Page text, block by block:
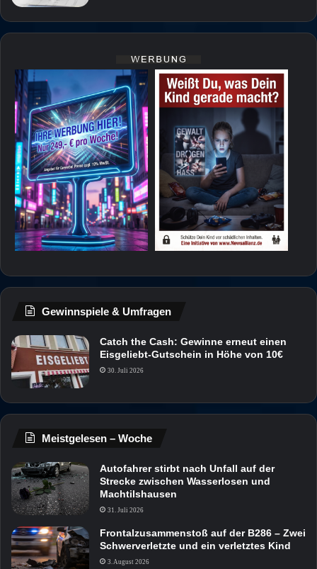
Gewinnspiele & Umfragen
Catch the Cash: Gewinne erneut einen
Eisgeliebt-Gutschein in Höhe von 10€
30. Juli 2026
Meistgelesen – Woche
Autofahrer stirbt nach Unfall auf der
Strecke zwischen Wasserlosen und
Machtilshausen
31. Juli 2026
Frontalzusammenstoß auf der B286 – Zwei
Schwerverletzte und ein verletztes Kind
3. August 2026